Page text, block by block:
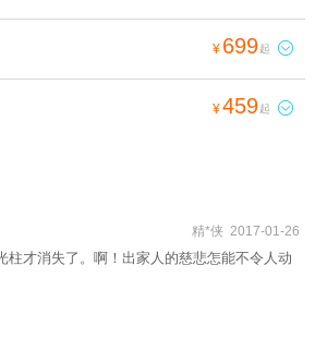
¥ 699起 
¥459起 
精*侠 2017-01-26
才消失了。啊！出家人的慈悲怎能不令人动